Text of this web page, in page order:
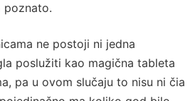
poznato.
ne postoji ni jedna
poslužiti kao magična tableta
pa u ovom slučaju to nisu ni čia